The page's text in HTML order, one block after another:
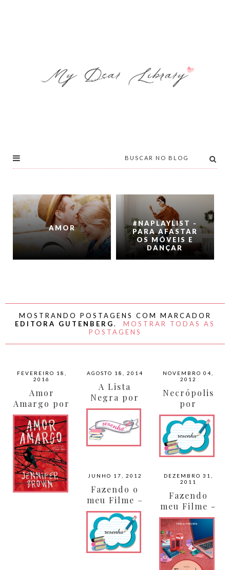
AMOR
#NAPLAYLIST -
PARA AFASTAR
OS MÓVEIS E
DANÇAR
MOSTRANDO POSTAGENS COM MARCADOR
EDITORA GUTENBERG.
MOSTRAR TODAS AS
POSTAGENS
FEVEREIRO 18,
2016
Amor
Amargo por
Jennifer
Brown
AGOSTO 18, 2014
A Lista
Negra por
Jennifer
Brown
NOVEMBRO 04,
2012
Necrópolis
por
Douglar
MCT
JUNHO 17, 2012
Fazendo o
meu Filme –
O Roteiro
Inesperado
de Fani por
Paula
Pimenta
DEZEMBRO 31,
2011
Fazendo
meu Filme -
Fani na
Terra da
Rainha por
Paula
Pimenta